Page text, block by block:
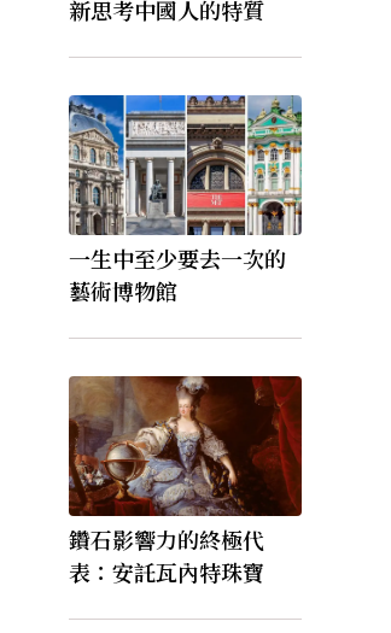
新思考中國人的特質
一生中至少要去一次的
藝術博物館
鑽石影響力的終極代
表：安託瓦內特珠寶